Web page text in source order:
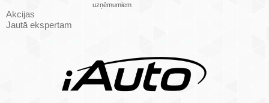
uzņēmumiem
Akcijas
Jautā ekspertam